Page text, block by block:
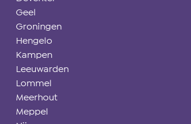
Geel
Groningen
Hengelo
Kampen
Leeuwarden
Lommel
Meerhout
Meppel